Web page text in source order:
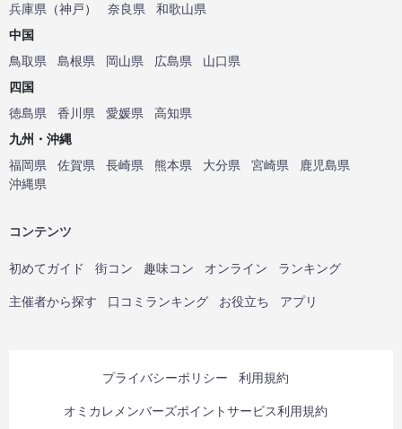
兵庫県 （神戸） 奈良県
和歌山県
中国
鳥取県
島根県 岡山県 広島県
山口県
四国
徳島県
香川県 愛媛県
高知県
九州・沖縄
福岡県
佐賀県 長崎県 熊本県 大分県 宮崎県
鹿児島県
沖縄県
コンテンツ
初めてガイド 街コン 趣味コン オンライン ランキング
主催者から探す 口コミランキング お役立ち アプリ
プライバシーポリシー 利用規約
オミカレメンバーズポイントサービス利用規約